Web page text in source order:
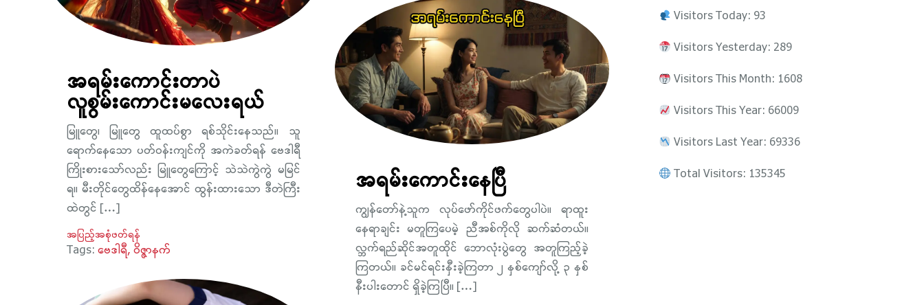
အရမ်းကောင်းတာပဲ
လူစွမ်းကောင်းမလေးရယ်
မြူတွေ၊ မြူတွေ ထူထပ်စွာ ရစ်သိုင်းနေသည်။ သူ
ရောက်နေသော ပတ်ဝန်းကျင်ကို အကဲခတ်ရန် ဗေဒါရီ
ကြိုးစားသော်လည်း မြူတွေကြောင့် သဲသဲကွဲကွဲ မမြင်
ရ။ မီးတိုင်တွေထိန်နေအောင် ထွန်းထားသော ဒီတဲကြီး
ထဲတွင် […]
အပြည့်အစုံဖတ်ရန်
Tags:ဗေဒါရီ ဝိဇ္ဇာနက်
အရမ်းကောင်းနေပြီ
ကျွန်တော်နဲ့သူက လုပ်ဖော်ကိုင်ဖက်တွေပါပဲ။ ရာထူး
နေရာချင်း မတူကြပေမဲ့ ညီအစ်ကိုလို ဆက်ဆံတယ်။
လ္ဘက်ရည်ဆိုင်အတူထိုင် ဘောလုံးပွဲတွေ အတူကြည့်ခဲ့
ကြတယ်။ ခင်မင်ရင်းနှီးခဲ့ကြတာ ၂ နှစ်ကျော်လို့ ၃ နှစ်
နီးပါးတောင် ရှိခဲ့ကြပြီ။ […]
Visitors Today: 93
Visitors Yesterday: 289
Visitors This Month: 1608
Visitors This Year: 66009
Visitors Last Year: 69336
Total Visitors: 135345